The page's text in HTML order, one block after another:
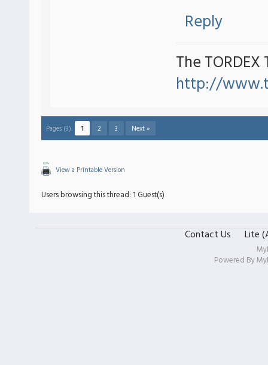
Reply
The TORDEX
http://
Pages (3): 1 2 3 Next »
View a Printable Version
Users browsing this thread: 1 Guest(s)
Contact Us Lite
Powered By